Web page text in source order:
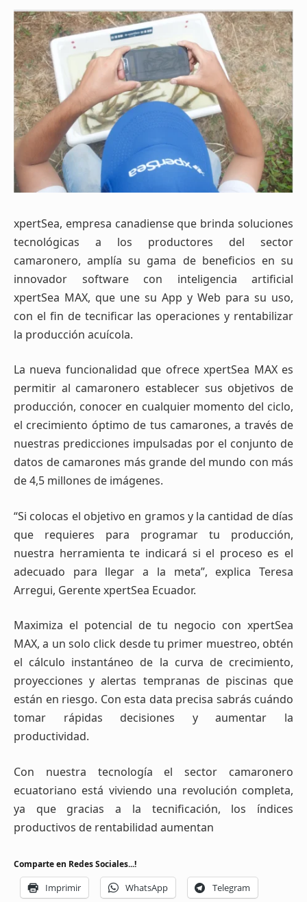
xpertSea, empresa canadiense que brinda soluciones
tecnológicas a los productores del sector
camaronero, amplía su gama de beneficios en su
innovador software con inteligencia artificial
xpertSea MAX, que une su App y Web para su uso,
con el fin de tecnificar las operaciones y rentabilizar
la producción acuícola.
La nueva funcionalidad que ofrece xpertSea MAX es
permitir al camaronero establecer sus objetivos de
producción, conocer en cualquier momento del ciclo,
el crecimiento óptimo de tus camarones, a través de
nuestras predicciones impulsadas por el conjunto de
datos de camarones más grande del mundo con más
de 4,5 millones de imágenes.
“Si colocas el objetivo en gramos y la cantidad de días
que requieres para programar tu producción,
nuestra herramienta te indicará si el proceso es el
adecuado para llegar a la meta”, explica Teresa
Arregui, Gerente xpertSea Ecuador.
Maximiza el potencial de tu negocio con xpertSea
MAX, a un solo click desde tu primer muestreo, obtén
el cálculo instantáneo de la curva de crecimiento,
proyecciones y alertas tempranas de piscinas que
están en riesgo. Con esta data precisa sabrás cuándo
tomar rápidas decisiones y aumentar la
productividad.
Con nuestra tecnología el sector camaronero
ecuatoriano está viviendo una revolución completa,
ya que gracias a la tecnificación, los índices
productivos de rentabilidad aumentan
Comparte en Redes Sociales...!
Imprimir WhatsApp Telegram